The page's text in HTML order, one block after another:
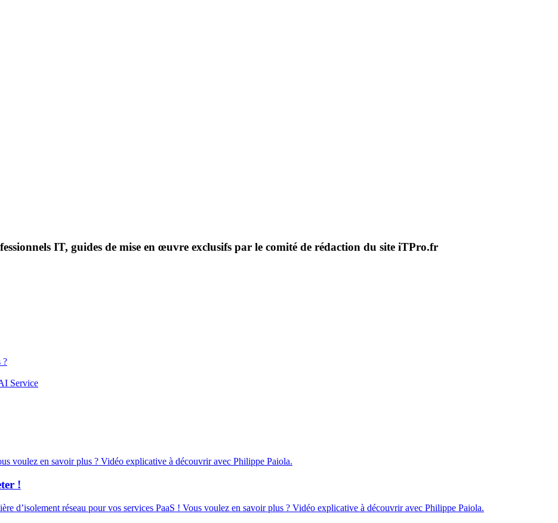
IT, guides de mise en œuvre exclusifs par le comité de rédaction du site iTPro.fr
?
Service
voulez en savoir plus ? Vidéo explicative à découvrir avec Philippe Paiola.
!
d’isolement réseau pour vos services PaaS ! Vous voulez en savoir plus ? Vidéo explicative à découvrir avec Philippe Paiola.